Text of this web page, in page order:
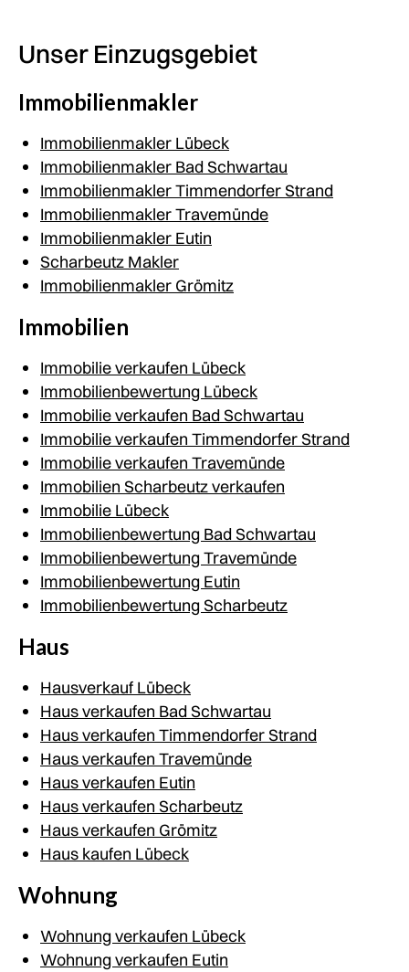
Unser Einzugsgebiet
Immobilienmakler
Immobilienmakler Lübeck
Immobilienmakler Bad Schwartau
Immobilienmakler Timmendorfer Strand
Immobilienmakler Travemünde
Immobilienmakler Eutin
Scharbeutz Makler
Immobilienmakler Grömitz
Immobilien
Immobilie verkaufen Lübeck
Immobilienbewertung Lübeck
Immobilie verkaufen Bad Schwartau
Immobilie verkaufen Timmendorfer Strand
Immobilie verkaufen Travemünde
Immobilien Scharbeutz verkaufen
Immobilie Lübeck
Immobilienbewertung Bad Schwartau
Immobilienbewertung Travemünde
Immobilienbewertung Eutin
Immobilienbewertung Scharbeutz
Haus
Hausverkauf Lübeck
Haus verkaufen Bad Schwartau
Haus verkaufen Timmendorfer Strand
Haus verkaufen Travemünde
Haus verkaufen Eutin
Haus verkaufen Scharbeutz
Haus verkaufen Grömitz
Haus kaufen Lübeck
Wohnung
Wohnung verkaufen Lübeck
Wohnung verkaufen Eutin